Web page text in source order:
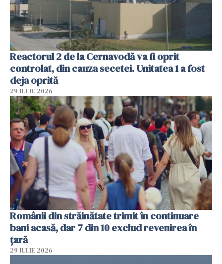
Reactorul 2 de la Cernavodă va fi oprit
controlat, din cauza secetei. Unitatea 1 a fost
deja oprită
29 IULIE 2026
Românii din străinătate trimit în continuare
bani acasă, dar 7 din 10 exclud revenirea în
țară
29 IULIE 2026